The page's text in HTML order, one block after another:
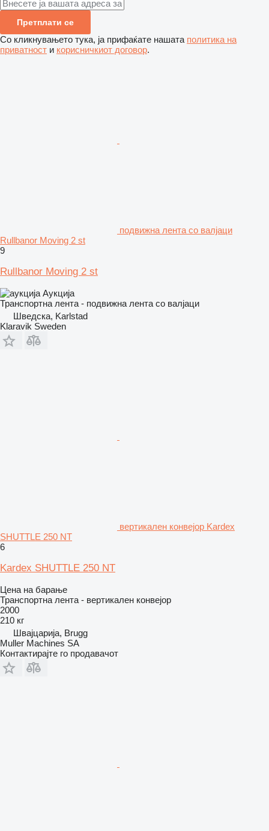
Претплати се
Со кликнувањето тука, ја прифаќате нашата политика на
приватност и корисничкиот договор.
подвижна лента со валјаци
Rullbanor Moving 2 st
9
Rullbanor Moving 2 st
Аукција
Транспортна лента - подвижна лента со валјаци
Шведска, Karlstad
Klaravik Sweden
вертикален конвејор Kardex
SHUTTLE 250 NT
6
Kardex SHUTTLE 250 NT
Цена на барање
Транспортна лента - вертикален конвејор
2000
210 кг
Швајцарија, Brugg
Muller Machines SA
Контактирајте го продавачот